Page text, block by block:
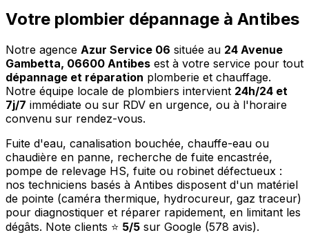
Votre plombier dépannage à Antibes
Notre agence Azur Service 06 située au 24 Avenue
Gambetta, 06600 Antibes est à votre service pour tout
dépannage et réparation plomberie et chauffage.
Notre équipe locale de plombiers intervient 24h/24 et
7j/7 immédiate ou sur RDV en urgence, ou à l'horaire
convenu sur rendez-vous.
Fuite d'eau, canalisation bouchée, chauffe-eau ou
chaudière en panne, recherche de fuite encastrée,
pompe de relevage HS, fuite ou robinet défectueux :
nos techniciens basés à Antibes disposent d'un matériel
de pointe (caméra thermique, hydrocureur, gaz traceur)
pour diagnostiquer et réparer rapidement, en limitant les
dégâts. Note clients ⭐ 5/5 sur Google (578 avis).